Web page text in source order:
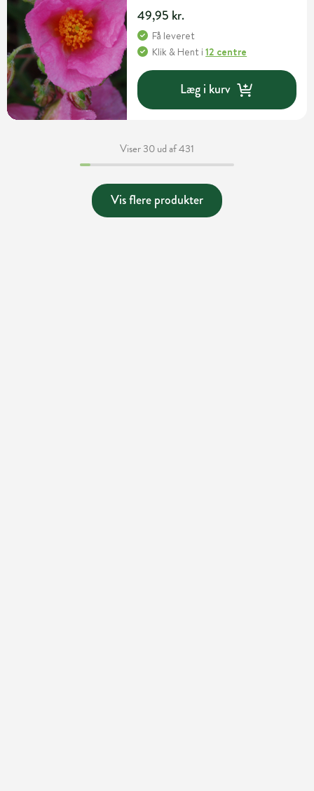
49,95 kr.
Få leveret
Klik & Hent i12 centre
Læg i kurv
Viser 30 ud af 431
Vis flere produkter